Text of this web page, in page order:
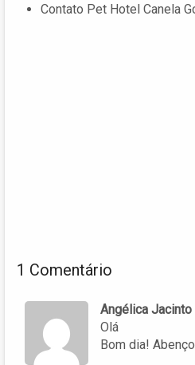
Contato Pet Hotel Canela
1 Comentário
Angélica Jacinto
Olá
Bom dia!